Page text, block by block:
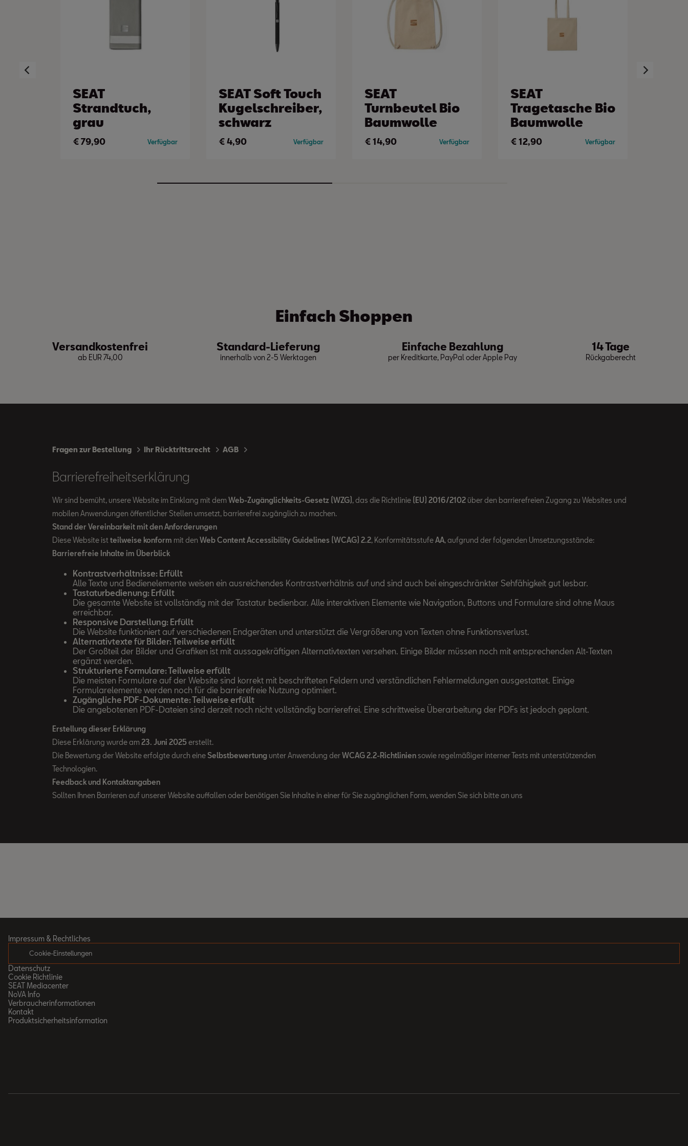
SEAT
Strandtuch,
grau
€ 79,90 Verfügbar
SEAT Soft Touch
Kugelschreiber,
schwarz
€4,90 Verfügbar
SEAT
Turnbeutel Bio
Baumwolle
€14,90 Verfügbar
SEAT
Tragetasche Bio
Baumwolle
€ 12,90 Verfügbar
Einfach Shoppen
Versandkostenfrei
ab EUR 74,00
Standard-Lieferung
innerhalb von 2-5 Werktagen
Einfache Bezahlung
per Kreditkarte, PayPal oder Apple Pay
14 Tage
Rückgaberecht
Fragen zur Bestellung Ihr Rücktrittsrecht AGB
Barrierefreiheitserklärung
Wir sind bemüht, unsere Website im Einklang mit dem Web-Zugänglichkeits-Gesetz (WZG) , das die Richtlinie (EU) 2016/2102 über den barrierefreien Zugang zu Websites und
mobilen Anwendungen öffentlicher Stellen umsetzt, barrierefrei zugänglich zu machen.
Stand der Vereinbarkeit mit den Anforderungen
Diese Website ist teilweise konform mit den Web Content Accessibility Guidelines (WCAG) 2.2, KonformitätsstufeAA, aufgrund der folgenden Umsetzungsstände:
Barrierefreie Inhalte im Überblick
Kontrastverhältnisse: Erfüllt
Alle Texte und Bedienelemente weisen ein ausreichendes Kontrastverhältnis auf und sind auch bei eingeschränkter Sehfähigkeit gut lesbar.
Tastaturbedienung: Erfüllt
Die gesamte Website ist vollständig mit der Tastatur bedienbar. Alle interaktiven Elemente wie Navigation, Buttons und Formulare sind ohne Maus
erreichbar.
Responsive Darstellung: Erfüllt
Die Website funktioniert auf verschiedenen Endgeräten und unterstützt die Vergrößerung von Texten ohne Funktionsverlust.
Alternativtexte für Bilder: Teilweise erfüllt
Der Großteil der Bilder und Grafiken ist mit aussagekräftigen Alternativtexten versehen. Einige Bilder müssen noch mit entsprechenden Alt-Texten
ergänzt werden.
Strukturierte Formulare: Teilweise erfüllt
Die meisten Formulare auf der Website sind korrekt mit beschrifteten Feldern und verständlichen Fehlermeldungen ausgestattet. Einige
Formularelemente werden noch für die barrierefreie Nutzung optimiert.
Zugängliche PDF-Dokumente: Teilweise erfüllt
Die angebotenen PDF-Dateien sind derzeit noch nicht vollständig barrierefrei. Eine schrittweise Überarbeitung der PDFs ist jedoch geplant.
Erstellung dieser Erklärung
Diese Erklärung wurde am 23. Juni 2025erstellt.
Die Bewertung der Website erfolgte durch eine Selbstbewertung unter Anwendung derWCAG 2.2-Richtliniensowie regelmäßiger interner Tests mit unterstützenden
Technologien.
Feedback und Kontaktangaben
Sollten Ihnen Barrieren auf unserer Website auffallen oder benötigen Sie Inhalte in einer für Sie zugänglichen Form, wenden Sie sich bitte an uns
Impressum & Rechtliches
Cookie-Einstellungen
Datenschutz
Cookie Richtlinie
SEAT Mediacenter
NoVA Info
Verbraucherinformationen
Kontakt
Produktsicherheitsinformation